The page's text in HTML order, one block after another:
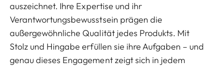
auszeichnet. Ihre Expertise und ihr
Verantwortungsbewusstsein prägen die
außergewöhnliche Qualität jedes Produkts. Mit
Stolz und Hingabe erfüllen sie ihre Aufgaben – und
genau dieses Engagement zeigt sich in jedem